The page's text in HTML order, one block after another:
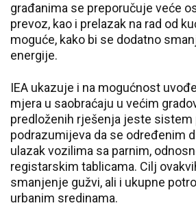
građanima se preporučuje veće
prevoz, kao i prelazak na rad od
moguće, kako bi se dodatno
energije.
IEA ukazuje i na mogućnost
mjera u saobraćaju u većim
predloženih rješenja jeste sistem
podrazumijeva da se određenim
ulazak vozilima sa parnim,
registarskim tablicama. Cilj
smanjenje gužvi, ali i ukupne
urbanim sredinama.